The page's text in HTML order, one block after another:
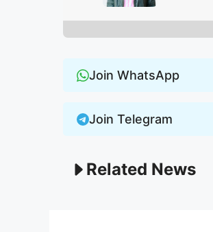
Join WhatsApp
Join Telegram
Related News